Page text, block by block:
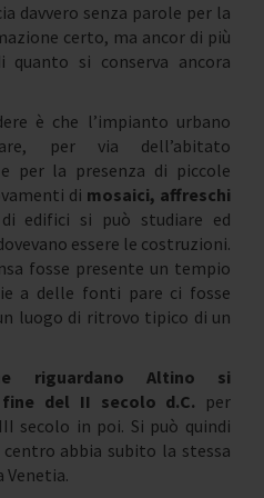
davvero senza parole per la
certo, ma ancor di più
quanto si conserva ancora
è che l’impianto urbano
per via dell’abitato
per la presenza di piccole
di mosaici, affreschi
di edifici si può studiare ed
essere le costruzioni.
fosse presente un tempio
a delle fonti pare ci fosse
luogo di ritrovo tipico di un
riguardano Altino si
del II secolo d.C. per
secolo in poi. Si può quindi
centro abbia subito la stessa